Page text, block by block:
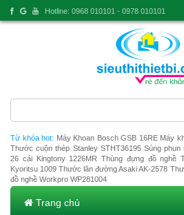
Từ khóa hot: Máy Khoan Bosch GSB 16RE Máy
Thước cuộn thép Stanley STHT36195 Súng phun
26 cái Kingtony 1226MR Thùng đựng đồ nghề
Kyoritsu 1009 Thước lăn đường Asaki AK-2578
đồ nghề Workpro WP281004
Trang chủ
Hotline: 0968 010101 - 0978 010101